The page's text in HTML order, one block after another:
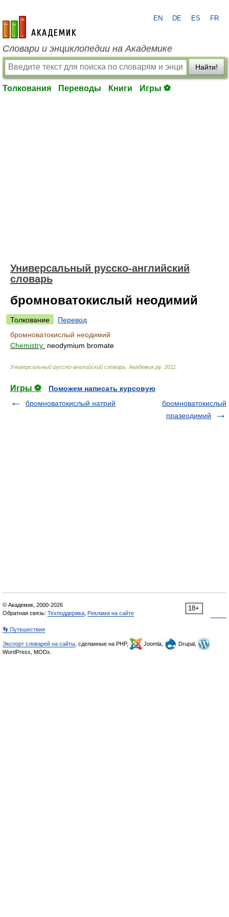
academic.ru
EN DE ES FR
Словари и энциклопедии на Академике
Найти!
Толкования Переводы Книги Игры ⚽
Универсальный русско-английский
словарь
бромноватокислый неодимий
Толкование
Перевод
бромноватокислый неодимий
Chemistry: neodymium bromate
Универсальный русско-английский словарь Академик.ру. 2011
Игры ⚽
Поможем написать курсовую
бромноватокислый натрий
бромноватокислый
празеодимий
18+
© Академик, 2000-2026
Обратная связь: Техподдержка Реклама на сайте
👣 Путешествия
Экспорт словарей на сайты , сделанные на PHP, Joomla,
Drupal,
WordPress, MODx.